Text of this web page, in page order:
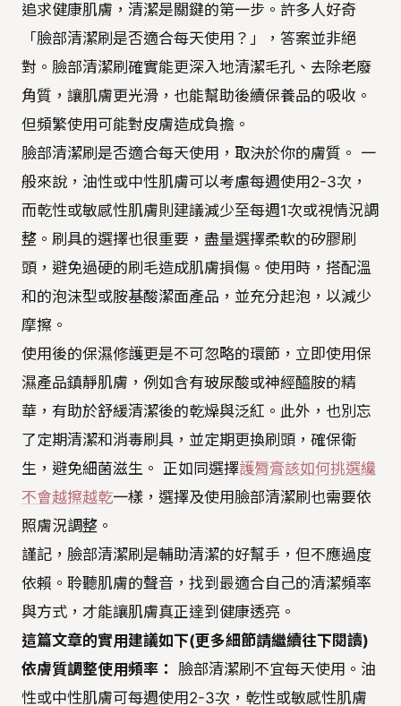
追求健康肌膚，清潔是關鍵的第一步。許多人好奇
「臉部清潔刷是否適合每天使用？」，答案並非絕
對。臉部清潔刷確實能更深入地清潔毛孔、去除老廢
角質，讓肌膚更光滑，也能幫助後續保養品的吸收。
但頻繁使用可能對皮膚造成負擔。
臉部清潔刷是否適合每天使用，取決於你的膚質。 一
般來說，油性或中性肌膚可以考慮每週使用2-3次，
而乾性或敏感性肌膚則建議減少至每週1次或視情況調
整。刷具的選擇也很重要，盡量選擇柔軟的矽膠刷
頭，避免過硬的刷毛造成肌膚損傷。使用時，搭配溫
和的泡沫型或胺基酸潔面產品，並充分起泡，以減少
摩擦。
使用後的保濕修護更是不可忽略的環節，立即使用保
濕產品鎮靜肌膚，例如含有玻尿酸或神經醯胺的精
華，有助於舒緩清潔後的乾燥與泛紅。此外，也別忘
了定期清潔和消毒刷具，並定期更換刷頭，確保衛
生，避免細菌滋生。 正如同選擇護脣膏該如何挑選纔
不會越擦越乾一樣，選擇及使用臉部清潔刷也需要依
照膚況調整。
謹記，臉部清潔刷是輔助清潔的好幫手，但不應過度
依賴。聆聽肌膚的聲音，找到最適合自己的清潔頻率
與方式，才能讓肌膚真正達到健康透亮。
這篇文章的實用建議如下(更多細節請繼續往下閱讀)
依膚質調整使用頻率： 臉部清潔刷不宜每天使用。油
性或中性肌膚可每週使用2-3次，乾性或敏感性肌膚